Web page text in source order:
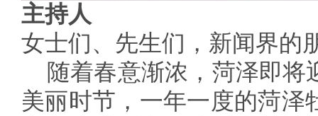
主持人
女士们、先生们，新闻界的
随着春意渐浓，菏泽即
美丽时节，一年一度的菏泽